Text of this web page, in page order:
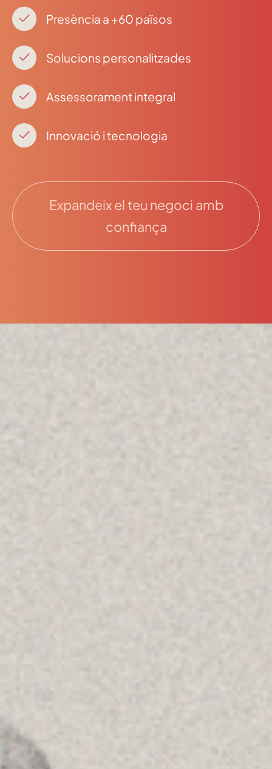
Presència a +60 països
Solucions personalitzades
Assessorament integral
Innovació i tecnologia
Expandeix el teu negoci amb
confiança